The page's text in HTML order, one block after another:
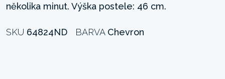
několika minut. Výška postele: 46 cm.
SKU 64824ND BARVA Chevron